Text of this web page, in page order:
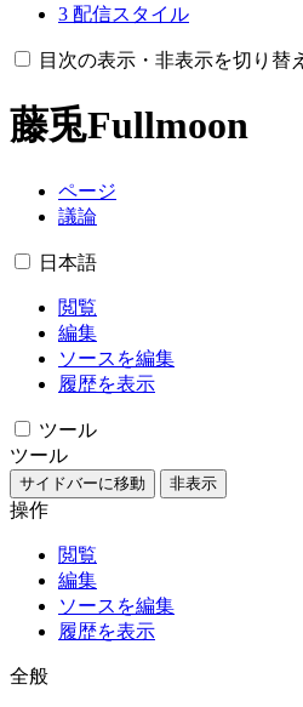
3 配信スタイル
目次の表示・非表示を切り替え
藤兎Fullmoon
ページ
議論
日本語
閲覧
編集
ソースを編集
履歴を表示
ツール
ツール
サイドバーに移動 非表示
操作
閲覧
編集
ソースを編集
履歴を表示
全般